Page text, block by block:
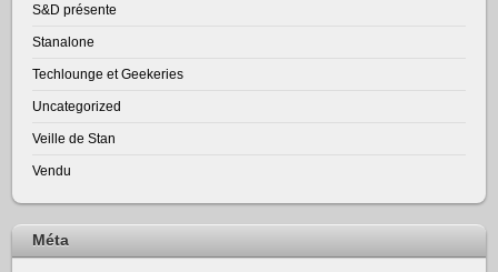
S&D présente
Stanalone
Techlounge et Geekeries
Uncategorized
Veille de Stan
Vendu
Méta